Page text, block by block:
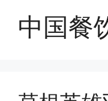
中国餐